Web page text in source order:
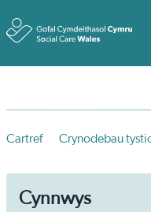
Cartref Crynodebau
Cynnwys